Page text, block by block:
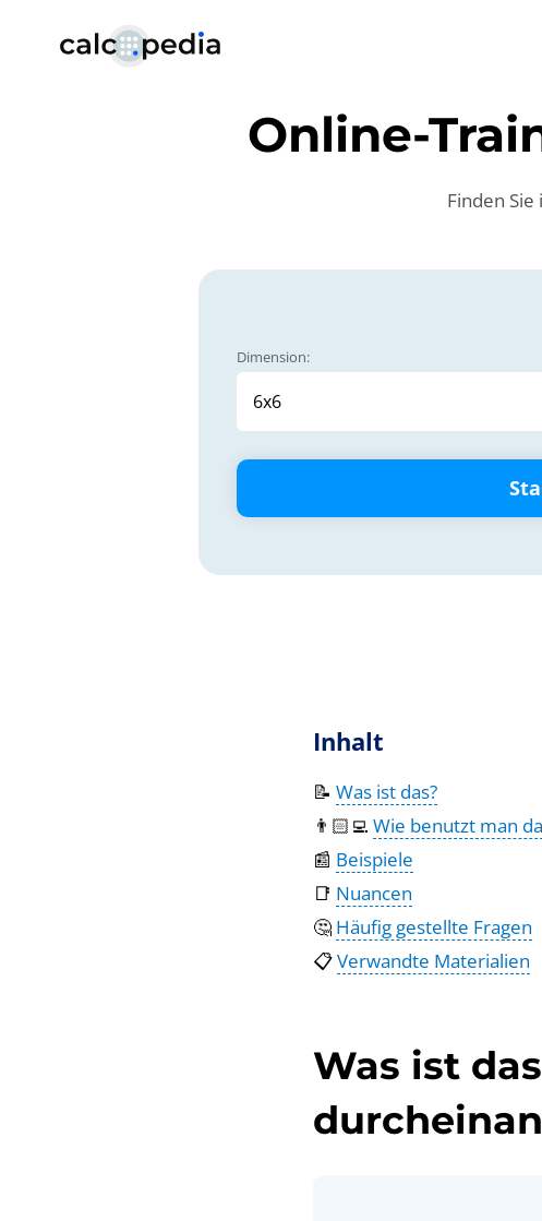
Online-
Finden
Dimension:
Inhalt
📝 Was ist das?
👨🏻‍💻 Wie benutzt man
📰 Beispiele
📑 Nuancen
🤔 Häufig gestellte Fragen
📋Verwandte Materialien
Was ist